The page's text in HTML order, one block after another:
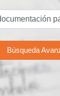
Búsqueda